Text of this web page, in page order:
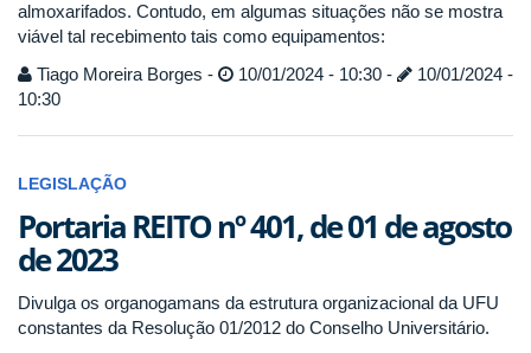
almoxarifados. Contudo, em algumas situações não se mostra
viável tal recebimento tais como equipamentos:
Tiago Moreira Borges -
10/01/2024 - 10:30 -
10/01/2024 -
10:30
LEGISLAÇÃO
Portaria REITO nº 401, de 01 de agosto
de 2023
Divulga os organogamans da estrutura organizacional da UFU
constantes da Resolução 01/2012 do Conselho Universitário.